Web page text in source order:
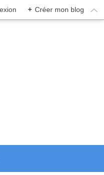
+ Créer mon blog